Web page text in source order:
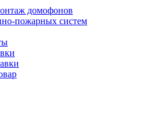
домофонов
пожарных систем